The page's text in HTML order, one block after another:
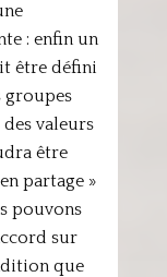
: enfin un
être défini
groupes
valeurs
être
partage »
pouvons
sur
que